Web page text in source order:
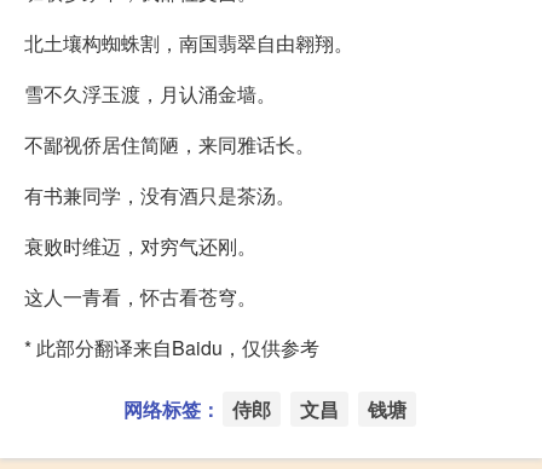
北土壤构蜘蛛割，南国翡翠自由翱翔。
雪不久浮玉渡，月认涌金墙。
不鄙视侨居住简陋，来同雅话长。
有书兼同学，没有酒只是茶汤。
衰败时维迈，对穷气还刚。
这人一青看，怀古看苍穹。
* 此部分翻译来自Baidu，仅供参考
网络标签： 侍郎 文昌 钱塘